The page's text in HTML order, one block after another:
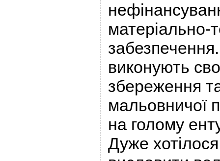
матеріально-
виконують
збереження
мальовничої
на голому
Дуже